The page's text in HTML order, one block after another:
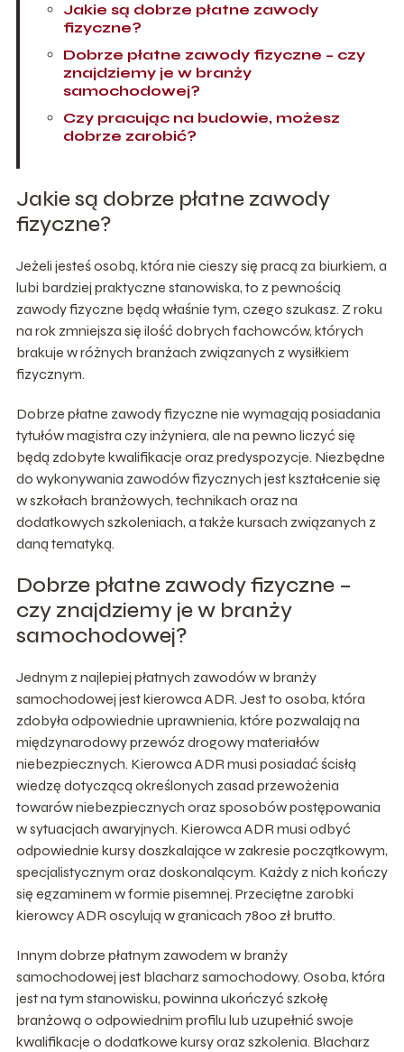
Jakie są dobrze płatne zawody
fizyczne?
Dobrze płatne zawody fizyczne – czy
znajdziemy je w branży
samochodowej?
Czy pracując na budowie, możesz
dobrze zarobić?
Jakie są dobrze płatne zawody
fizyczne?
Jeżeli jesteś osobą, która nie cieszy się pracą za biurkiem, a
lubi bardziej praktyczne stanowiska, to z pewnością
zawody fizyczne będą właśnie tym, czego szukasz. Z roku
na rok zmniejsza się ilość dobrych fachowców, których
brakuje w różnych branżach związanych z wysiłkiem
fizycznym.
Dobrze płatne zawody fizyczne nie wymagają posiadania
tytułów magistra czy inżyniera, ale na pewno liczyć się
będą zdobyte kwalifikacje oraz predyspozycje. Niezbędne
do wykonywania zawodów fizycznych jest kształcenie się
w szkołach branżowych, technikach oraz na
dodatkowych szkoleniach, a także kursach związanych z
daną tematyką.
Dobrze płatne zawody fizyczne –
czy znajdziemy je w branży
samochodowej?
Jednym z najlepiej płatnych zawodów w branży
samochodowej jest kierowca ADR. Jest to osoba, która
zdobyła odpowiednie uprawnienia, które pozwalają na
międzynarodowy przewóz drogowy materiałów
niebezpiecznych. Kierowca ADR musi posiadać ścisłą
wiedzę dotyczącą określonych zasad przewożenia
towarów niebezpiecznych oraz sposobów postępowania
w sytuacjach awaryjnych. Kierowca ADR musi odbyć
odpowiednie kursy doszkalające w zakresie początkowym,
specjalistycznym oraz doskonalącym. Każdy z nich kończy
się egzaminem w formie pisemnej. Przeciętne zarobki
kierowcy ADR oscylują w granicach 7800 zł brutto.
Innym dobrze płatnym zawodem w branży
samochodowej jest blacharz samochodowy. Osoba, która
jest na tym stanowisku, powinna ukończyć szkołę
branżową o odpowiednim profilu lub uzupełnić swoje
kwalifikacje o dodatkowe kursy oraz szkolenia. Blacharz